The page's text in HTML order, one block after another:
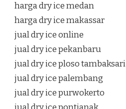
harga dry ice medan
harga dry ice makassar
jual dry ice online
jual dry ice pekanbaru
jual dry ice ploso tambaksari
jual dry ice palembang
jual dry ice purwokerto